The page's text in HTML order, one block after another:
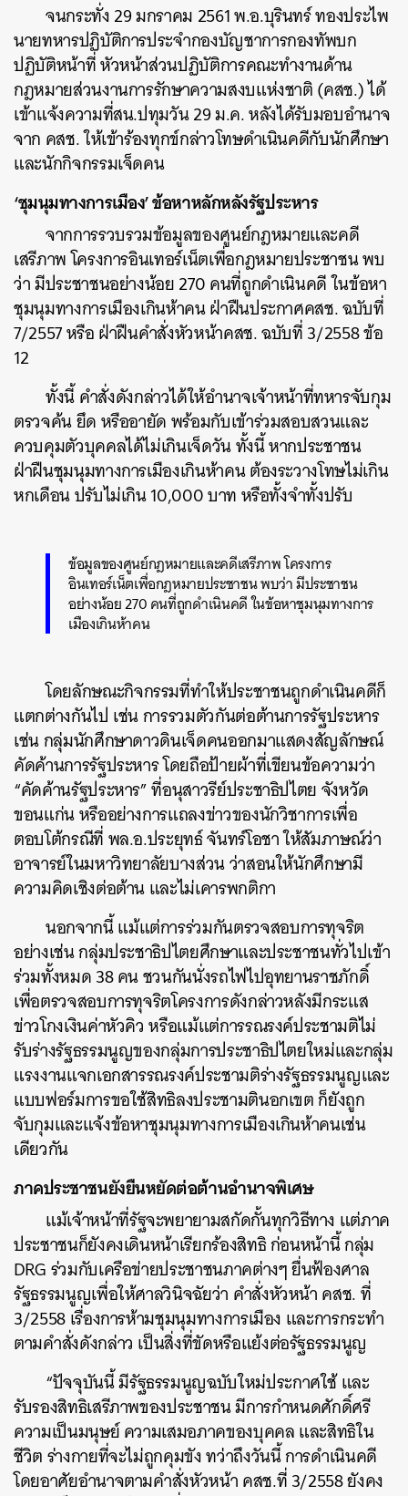
จนกระทั่ง 29 มกราคม 2561 พ.อ.บุรินทร์ ทองประไพ
นายทหารปฏิบัติการประจำกองบัญชาการกองทัพบก
ปฏิบัติหน้าที่ หัวหน้าส่วนปฏิบัติการคณะทำงานด้าน
กฎหมายส่วนงานการรักษาความสงบแห่งชาติ (คสช.) ได้
เข้าแจ้งความที่สน.ปทุมวัน 29 ม.ค. หลังได้รับมอบอำนาจ
จาก คสช. ให้เข้าร้องทุกข์กล่าวโทษดำเนินคดีกับนักศึกษา
และนักกิจกรรมเจ็ดคน
‘ชุมนุมทางการเมือง’ ข้อหาหลักหลังรัฐประหาร
จากการรวบรวมข้อมูลของศูนย์กฎหมายและคดี
เสรีภาพ โครงการอินเทอร์เน็ตเพื่อกฎหมายประชาชน พบ
ว่า มีประชาชนอย่างน้อย 270 คนที่ถูกดำเนินคดี ในข้อหา
ชุมนุมทางการเมืองเกินห้าคน ฝ่าฝืนประกาศคสช. ฉบับที่
7/2557 หรือ ฝ่าฝืนคำสั่งหัวหน้าคสช. ฉบับที่ 3/2558 ข้อ
12
ทั้งนี้ คำสั่งดังกล่าวได้ให้อำนาจเจ้าหน้าที่ทหารจับกุม
ตรวจค้น ยึด หรืออายัด พร้อมกับเข้าร่วมสอบสวนและ
ควบคุมตัวบุคคลได้ไม่เกินเจ็ดวัน ทั้งนี้ หากประชาชน
ฝ่าฝืนชุมนุมทางการเมืองเกินห้าคน ต้องระวางโทษไม่เกิน
หกเดือน ปรับไม่เกิน 10,000 บาท หรือทั้งจำทั้งปรับ
ข้อมูลของศูนย์กฎหมายและคดีเสรีภาพ โครงการ
อินเทอร์เน็ตเพื่อกฎหมายประชาชน พบว่า มีประชาชน
อย่างน้อย 270 คนที่ถูกดำเนินคดี ในข้อหาชุมนุมทางการ
เมืองเกินห้าคน
โดยลักษณะกิจกรรมที่ทำให้ประชาชนถูกดำเนินคดีก็
แตกต่างกันไป เช่น การรวมตัวกันต่อต้านการรัฐประหาร
เช่น กลุ่มนักศึกษาดาวดินเจ็ดคนออกมาแสดงสัญลักษณ์
คัดค้านการรัฐประหาร โดยถือป้ายผ้าที่เขียนข้อความว่า
“คัดค้านรัฐประหาร” ที่อนุสาวรีย์ประชาธิปไตย จังหวัด
ขอนแก่น หรืออย่างการแถลงข่าวของนักวิชาการเพื่อ
ตอบโต้กรณีที่ พล.อ.ประยุทธ์ จันทร์โอชา ให้สัมภาษณ์ว่า
อาจารย์ในมหาวิทยาลัยบางส่วน ว่าสอนให้นักศึกษามี
ความคิดเชิงต่อต้าน และไม่เคารพกติกา
นอกจากนี้ แม้แต่การร่วมกันตรวจสอบการทุจริต
อย่างเช่น กลุ่มประชาธิปไตยศึกษาและประชาชนทั่วไปเข้า
ร่วมทั้งหมด 38 คน ชวนกันนั่งรถไฟไปอุทยานราชภักดิ์
เพื่อตรวจสอบการทุจริตโครงการดังกล่าวหลังมีกระแส
ข่าวโกงเงินค่าหัวคิว หรือแม้แต่การรณรงค์ประชามติไม่
รับร่างรัฐธรรมนูญของกลุ่มการประชาธิปไตยใหม่และกลุ่ม
แรงงานแจกเอกสารรณรงค์ประชามติร่างรัฐธรรมนูญและ
แบบฟอร์มการขอใช้สิทธิลงประชามตินอกเขต ก็ยังถูก
จับกุมและแจ้งข้อหาชุมนุมทางการเมืองเกินห้าคนเช่น
เดียวกัน
ภาคประชาชนยังยืนหยัดต่อต้านอำนาจพิเศษ
แม้เจ้าหน้าที่รัฐจะพยายามสกัดกั้นทุกวิธีทาง แต่ภาค
ประชาชนก็ยังคงเดินหน้าเรียกร้องสิทธิ ก่อนหน้านี้ กลุ่ม
DRG ร่วมกับเครือข่ายประชาชนภาคต่างๆ ยื่นฟ้องศาล
รัฐธรรมนูญเพื่อให้ศาลวินิจฉัยว่า คำสั่งหัวหน้า คสช. ที่
3/2558 เรื่องการห้ามชุมนุมทางการเมือง และการกระทำ
ตามคำสั่งดังกล่าว เป็นสิ่งที่ขัดหรือแย้งต่อรัฐธรรมนูญ
“ปัจจุบันนี้ มีรัฐธรรมนูญฉบับใหม่ประกาศใช้ และ
รับรองสิทธิเสรีภาพของประชาชน มีการกำหนดศักดิ์ศรี
ความเป็นมนุษย์ ความเสมอภาคของบุคคล และสิทธิใน
ชีวิต ร่างกายที่จะไม่ถูกคุมขัง ทว่าถึงวันนี้ การดำเนินคดี
โดยอาศัยอำนาจตามคำสั่งหัวหน้า คสช.ที่ 3/2558 ยังคง
ค้นหา
SHARE TWEET LINE EMAIL